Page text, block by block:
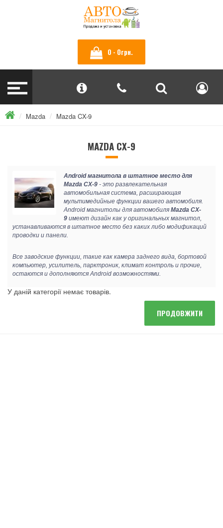
0 - 0грн.
Mazda Mazda CX-9
MAZDA CX-9
Android магнитола в штатное место для
Mazda CX-9 - это развлекательная
автомобильная система, расширающая
мультимедийные функции вашего автомобиля.
Android магнитолы для автомобиля Mazda CX-
9 имеют дизайн как у оригинальных магнитол,
устанавливаются в штатное место без каких либо модификаций
проводки и панели.
Все заводские функции, такие как камера заднего вида, бортовой
компьютер, усилитель, парктроник, климат контроль и прочие,
остаются и дополняются Android возможностями.
У даній категорії немає товарів.
ПРОДОВЖИТИ